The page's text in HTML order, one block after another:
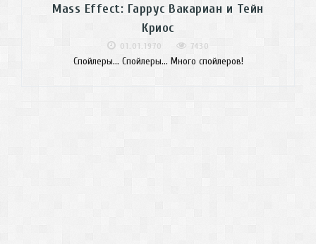
Mass Effect: Гаррус Вакариан и Тейн
Криос
01.01.1970 7430
Спойлеры... Спойлеры... Много спойлеров!